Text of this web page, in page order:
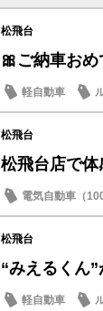
松飛台
🎀ご納車お
軽自動車
松飛台
松飛台店で
電気自動車（
サクラ
松飛台
“みえるくん
軽自動車